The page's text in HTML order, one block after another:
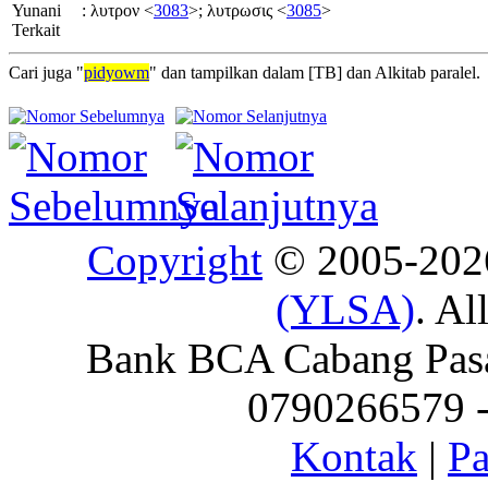
Yunani
Terkait
: λυτρον <3083>; λυτρωσις <3085>
Cari juga "pidyowm" dan tampilkan dalam [TB] dan Alkitab paralel.
Copyright © 2005-
(YLSA).
Bank BCA Cabang
0790266579
Kontak |